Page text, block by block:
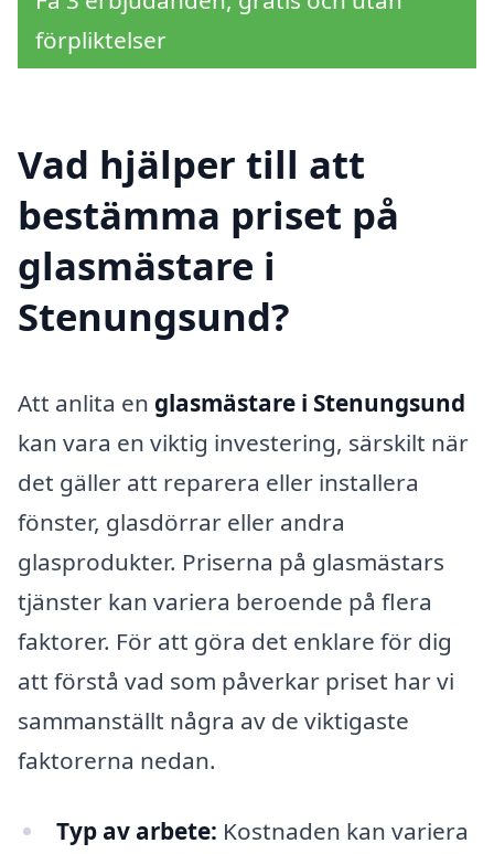
förpliktelser
Vad hjälper till att
bestämma priset på
glasmästare i
Stenungsund?
Att anlita en glasmästare i Stenungsund
kan vara en viktig investering, särskilt när
det gäller att reparera eller installera
fönster, glasdörrar eller andra
glasprodukter. Priserna på glasmästars
tjänster kan variera beroende på flera
faktorer. För att göra det enklare för dig
att förstå vad som påverkar priset har vi
sammanställt några av de viktigaste
faktorerna nedan.
Typ av arbete: Kostnaden kan variera